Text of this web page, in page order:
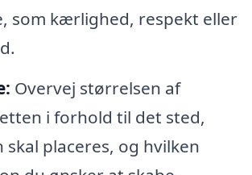
som kærlighed, respekt eller
Overvej størrelsen af
i forhold til det sted,
skal placeres, og hvilken